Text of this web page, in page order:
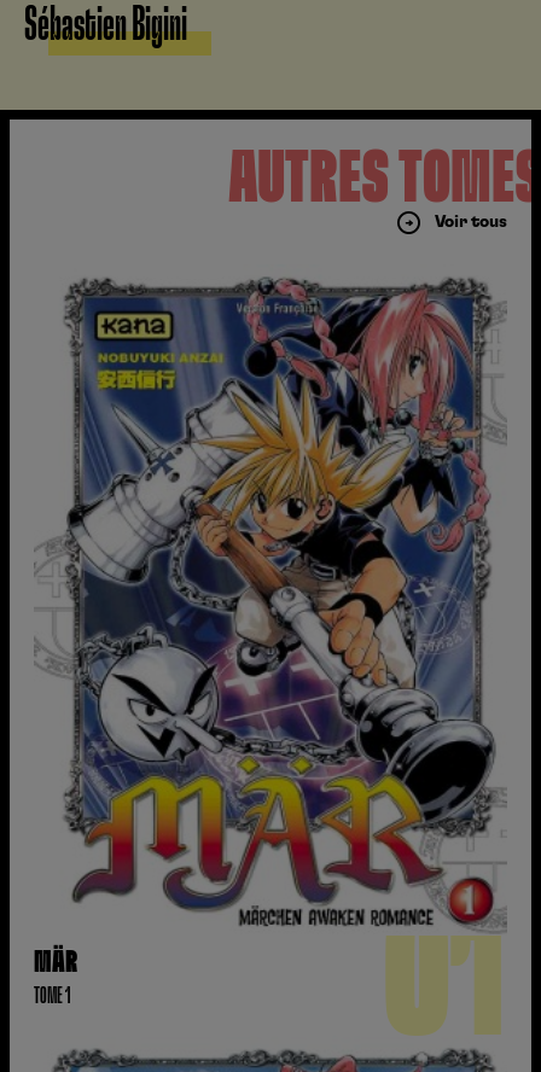
Sébastien Bigini
AUTRES
Voir tous
MÄR
TOME 1 01